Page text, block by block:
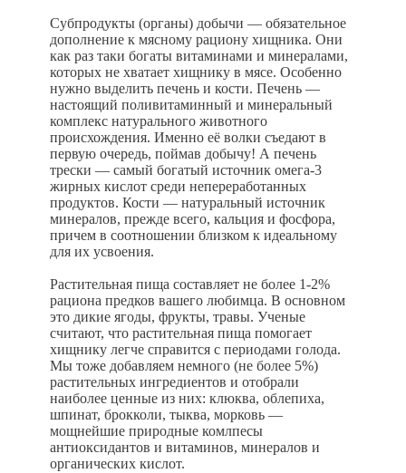
Субпродукты (органы) добычи — обязательное
дополнение к мясному рациону хищника. Они
как раз таки богаты витаминами и минералами,
которых не хватает хищнику в мясе. Особенно
нужно выделить печень и кости. Печень —
настоящий поливитаминный и минеральный
комплекс натурального животного
происхождения. Именно её волки съедают в
первую очередь, поймав добычу! А печень
трески — самый богатый источник омега-3
жирных кислот среди непереработанных
продуктов. Кости — натуральный источник
минералов, прежде всего, кальция и фосфора,
причем в соотношении близком к идеальному
для их усвоения.
Растительная пища составляет не более 1-2%
рациона предков вашего любимца. В основном
это дикие ягоды, фрукты, травы. Ученые
считают, что растительная пища помогает
хищнику легче справится с периодами голода.
Мы тоже добавляем немного (не более 5%)
растительных ингредиентов и отобрали
наиболее ценные из них: клюква, облепиха,
шпинат, брокколи, тыква, морковь —
мощнейшие природные комлпесы
антиоксидантов и витаминов, минералов и
органических кислот.